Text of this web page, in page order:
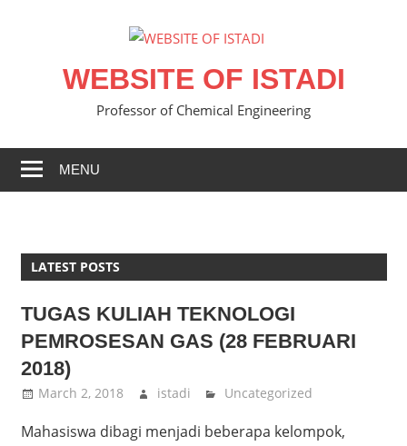
WEBSITE OF ISTADI
Professor of Chemical Engineering
MENU
LATEST POSTS
TUGAS KULIAH TEKNOLOGI
PEMROSESAN GAS (28 FEBRUARI
2018)
March 2, 2018 istadi Uncategorized
Mahasiswa dibagi menjadi beberapa kelompok,